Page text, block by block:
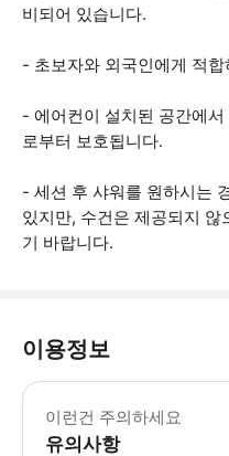
비되어 있습니다.
- 초보자와 외국인에게 적
- 에어컨이 설치된 공간에
로부터 보호됩니다.
- 세션 후 샤워를 원하시는
있지만, 수건은 제공되지
기 바랍니다.
이용정보
이런건 주의하세요
유의사항